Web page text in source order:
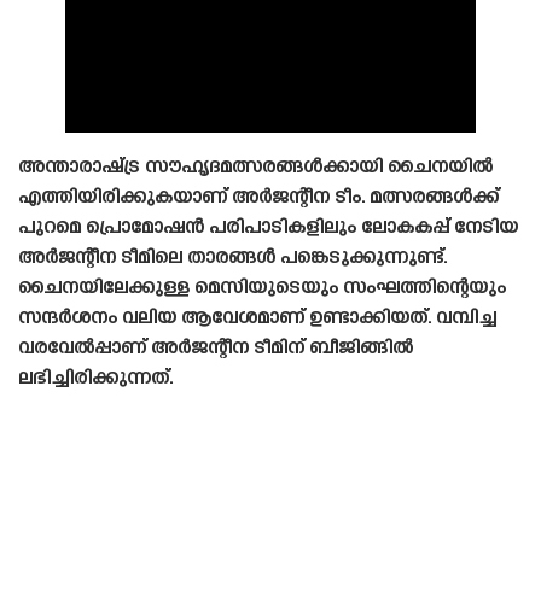
അന്താരാഷ്‌ട്ര സൗഹൃദമത്സരങ്ങൾക്കായി ചൈനയിൽ
എത്തിയിരിക്കുകയാണ് അർജന്റീന ടീം. മത്സരങ്ങൾക്ക്
പുറമെ പ്രൊമോഷൻ പരിപാടികളിലും ലോകകപ്പ് നേടിയ
അർജന്റീന ടീമിലെ താരങ്ങൾ പങ്കെടുക്കുന്നുണ്ട്.
ചൈനയിലേക്കുള്ള മെസിയുടെയും സംഘത്തിന്റെയും
സന്ദർശനം വലിയ ആവേശമാണ് ഉണ്ടാക്കിയത്. വമ്പിച്ച
വരവേൽപ്പാണ് അർജന്റീന ടീമിന് ബീജിങ്ങിൽ
ലഭിച്ചിരിക്കുന്നത്.